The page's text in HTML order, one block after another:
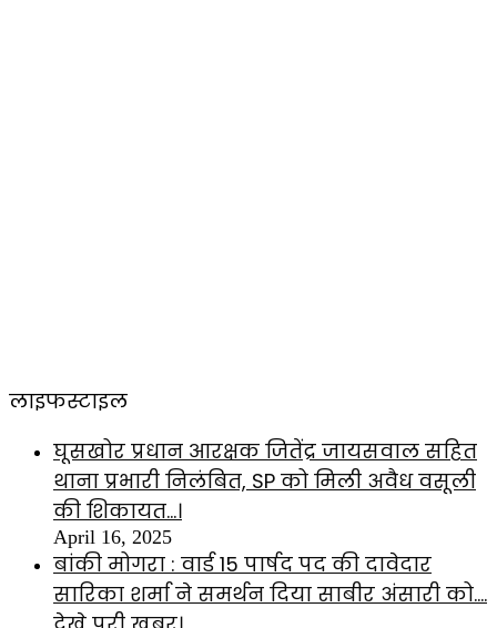
लाइफस्टाइल
घूसखोर प्रधान आरक्षक जितेंद्र जायसवाल सहित
थाना प्रभारी निलंबित, SP को मिली अवैध वसूली
की शिकायत…।
April 16, 2025
बांकी मोगरा : वार्ड 15 पार्षद पद की दावेदार
सारिका शर्मा ने समर्थन दिया साबीर अंसारी को….